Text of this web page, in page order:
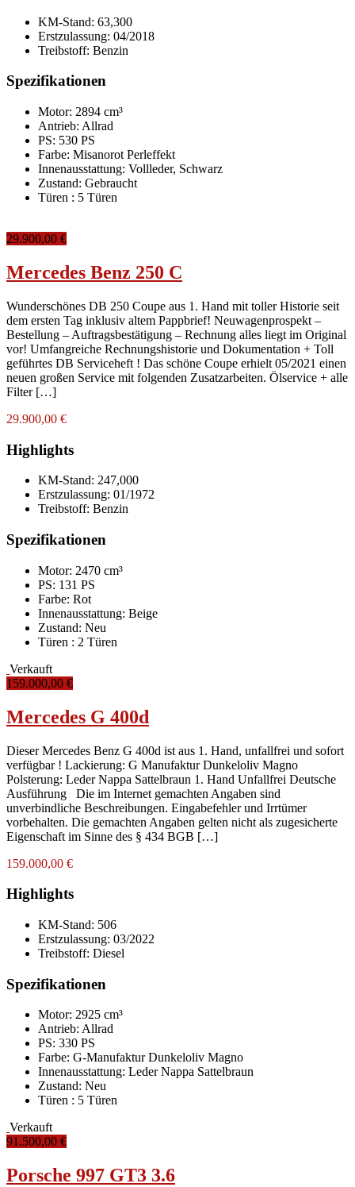
KM-Stand: 63,300
Erstzulassung: 04/2018
Treibstoff: Benzin
Spezifikationen
Motor: 2894 cm³
Antrieb: Allrad
PS: 530 PS
Farbe: Misanorot Perleffekt
Innenausstattung: Vollleder, Schwarz
Zustand: Gebraucht
Türen : 5 Türen
29.900,00 €
Mercedes Benz 250 C
Wunderschönes DB 250 Coupe aus 1. Hand mit toller Historie seit
dem ersten Tag inklusiv altem Pappbrief! Neuwagenprospekt –
Bestellung – Auftragsbestätigung – Rechnung alles liegt im Original
vor! Umfangreiche Rechnungshistorie und Dokumentation + Toll
geführtes DB Serviceheft ! Das schöne Coupe erhielt 05/2021 einen
neuen großen Service mit folgenden Zusatzarbeiten. Ölservice + alle
Filter […]
29.900,00 €
Highlights
KM-Stand: 247,000
Erstzulassung: 01/1972
Treibstoff: Benzin
Spezifikationen
Motor: 2470 cm³
PS: 131 PS
Farbe: Rot
Innenausstattung: Beige
Zustand: Neu
Türen : 2 Türen
Verkauft
159.000,00 €
Mercedes G 400d
Dieser Mercedes Benz G 400d ist aus 1. Hand, unfallfrei und sofort
verfügbar ! Lackierung: G Manufaktur Dunkeloliv Magno
Polsterung: Leder Nappa Sattelbraun 1. Hand Unfallfrei Deutsche
Ausführung Die im Internet gemachten Angaben sind
unverbindliche Beschreibungen. Eingabefehler und Irrtümer
vorbehalten. Die gemachten Angaben gelten nicht als zugesicherte
Eigenschaft im Sinne des § 434 BGB […]
159.000,00 €
Highlights
KM-Stand: 506
Erstzulassung: 03/2022
Treibstoff: Diesel
Spezifikationen
Motor: 2925 cm³
Antrieb: Allrad
PS: 330 PS
Farbe: G-Manufaktur Dunkeloliv Magno
Innenausstattung: Leder Nappa Sattelbraun
Zustand: Neu
Türen : 5 Türen
Verkauft
91.500,00 €
Porsche 997 GT3 3.6